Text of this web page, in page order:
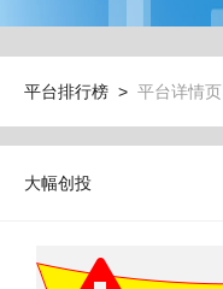
平台排行榜 > 平台详情页
大幅创投